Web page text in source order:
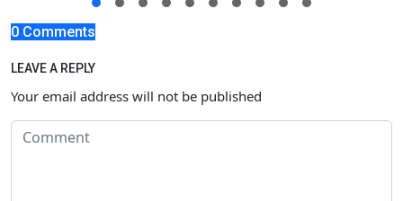
0 Comments
LEAVE A REPLY
Your email address will not be published